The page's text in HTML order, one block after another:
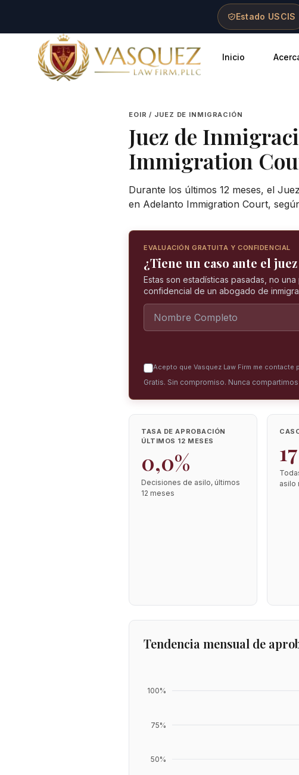
Estado USCIS
Vasquez Law Firm - Home
Inicio
EOIR / JUEZ DE INMIGRACIÓN
Juez de
Immigration
Durante los últimos 12 meses, el
en Adelanto Immigration Court,
EVALUACIÓN GRATUITA Y CONFIDENCIAL
¿Tiene un caso ante el
Estas son estadísticas pasadas, no
confidencial de un abogado de
Acepto que Vasquez Law Firm me
Gratis. Sin compromiso. Nunca
TASA DE APROBACIÓN
ÚLTIMOS 12 MESES
0,0%
Decisiones de asilo, últimos
12 meses
17
asilo
Tendencia mensual de
50%
75%
100%